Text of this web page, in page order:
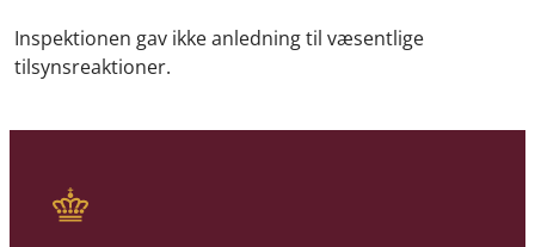
Inspektionen gav ikke anledning til væsentlige
tilsynsreaktioner.